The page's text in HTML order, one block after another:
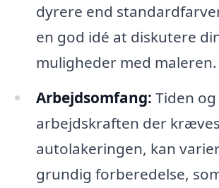
dyrere end
en god idé at diskutere
muligheder med maleren.
Arbejdsomfang: Tiden og
arbejdskraften der
autolakeringen, kan
grundig forberedelse,